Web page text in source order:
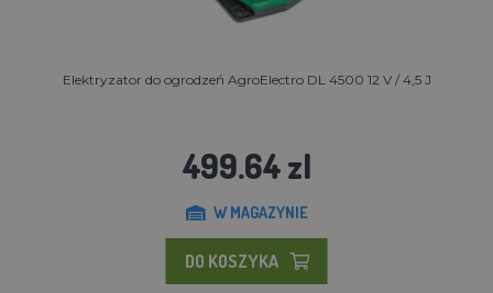
Elektryzator do ogrodzeń AgroElectro DL 4500 12 V / 4,5 J
499.64 zl
W MAGAZYNIE
DO KOSZYKA